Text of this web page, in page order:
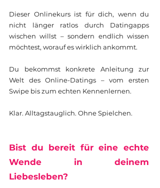
Dieser Onlinekurs ist für dich, wenn du
nicht länger ratlos durch Datingapps
wischen willst – sondern endlich wissen
möchtest, worauf es wirklich ankommt.
Du bekommst konkrete Anleitung zur
Welt des Online-Datings – vom ersten
Swipe bis zum echten Kennenlernen.
Klar. Alltagstauglich. Ohne Spielchen.
Bist du bereit für eine echte
Wende in deinem
Liebesleben?